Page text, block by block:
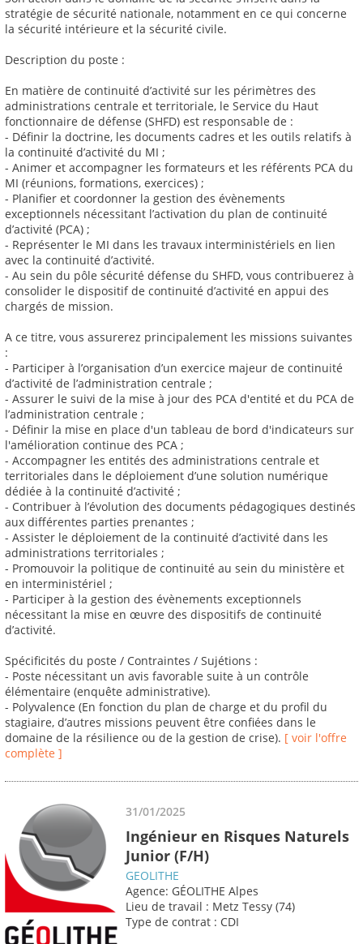
stratégie de sécurité nationale, notamment en ce qui concerne
la sécurité intérieure et la sécurité civile.
Description du poste :
En matière de continuité d’activité sur les périmètres des
administrations centrale et territoriale, le Service du Haut
fonctionnaire de défense (SHFD) est responsable de :
- Définir la doctrine, les documents cadres et les outils relatifs à
la continuité d’activité du MI ;
- Animer et accompagner les formateurs et les référents PCA du
MI (réunions, formations, exercices) ;
- Planifier et coordonner la gestion des évènements
exceptionnels nécessitant l’activation du plan de continuité
d’activité (PCA) ;
- Représenter le MI dans les travaux interministériels en lien
avec la continuité d’activité.
- Au sein du pôle sécurité défense du SHFD, vous contribuerez à
consolider le dispositif de continuité d’activité en appui des
chargés de mission.
A ce titre, vous assurerez principalement les missions suivantes
:
- Participer à l’organisation d’un exercice majeur de continuité
d’activité de l’administration centrale ;
- Assurer le suivi de la mise à jour des PCA d'entité et du PCA de
l’administration centrale ;
- Définir la mise en place d'un tableau de bord d'indicateurs sur
l'amélioration continue des PCA ;
- Accompagner les entités des administrations centrale et
territoriales dans le déploiement d’une solution numérique
dédiée à la continuité d’activité ;
- Contribuer à l’évolution des documents pédagogiques destinés
aux différentes parties prenantes ;
- Assister le déploiement de la continuité d’activité dans les
administrations territoriales ;
- Promouvoir la politique de continuité au sein du ministère et
en interministériel ;
- Participer à la gestion des évènements exceptionnels
nécessitant la mise en œuvre des dispositifs de continuité
d’activité.
Spécificités du poste / Contraintes / Sujétions :
- Poste nécessitant un avis favorable suite à un contrôle
élémentaire (enquête administrative).
- Polyvalence (En fonction du plan de charge et du profil du
stagiaire, d’autres missions peuvent être confiées dans le
domaine de la résilience ou de la gestion de crise). [ voir l'offre
complète ]
31/01/2025
Ingénieur en Risques Naturels
Junior (F/H)
GEOLITHE
Agence: GÉOLITHE Alpes
Lieu de travail : Metz Tessy (74)
Type de contrat : CDI